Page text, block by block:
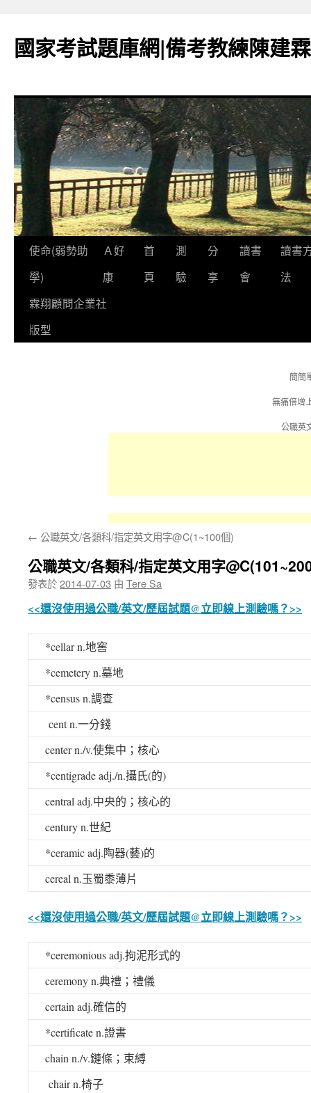
國家考試題庫網|備考教練陳建霖
跳使命(弱勢助
學)
Ａ好
康
首
頁
測
驗
分
享
讀書
會
讀書
法
霖翔顧問企業社
版型
簡簡
無痛倍增
公職英
← 公職英文/各類科/指定英文用字@C(1~100個)
公職英文/各類科/指定英文用字
發表於2014-07-03 由 Tere Sa
<<還沒使用過公職/英文/歷屆試題@立即線上測驗嗎？>>
*cellar n.地窖
*cemetery n.墓地
*census n.調查
cent n.一分錢
center n./v.使集中；核心
*centigrade adj./n.攝氏(的)
central adj.中央的；核心的
century n.世紀
*ceramic adj.陶器(藝)的
cereal n.玉蜀黍薄片
<<還沒使用過公職/英文/歷屆試題@立即線上測驗嗎？>>
*ceremonious adj.拘泥形式的
ceremony n.典禮；禮儀
certain adj.確信的
*certificate n.證書
chain n./v.鏈條；束縛
chair n.椅子